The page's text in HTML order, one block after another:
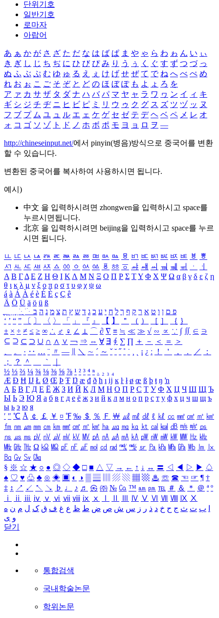
단위기호
일반기호
로마자
아랍어
あ ぁ か が さ ざ た だ な は ば ぱ ま や ゃ ら わ ゎ ん い ぃ
き ぎ し じ ち ぢ に ひ び ぴ み り う ぅ く ぐ す ず つ づ っ
ぬ ふ ぶ ぷ む ゆ ゅ る え ぇ け げ せ ぜ て で ね へ べ ぺ め
れ お ぉ こ ご そ ぞ と ど の ほ ぼ ぽ も よ ょ ろ を
ア ァ カ サ ザ タ ダ ナ ハ バ パ マ ヤ ャ ラ ワ ヮ ン イ ィ キ
ギ シ ジ チ ヂ ニ ヒ ビ ピ ミ リ ウ ゥ ク グ ス ズ ツ ヅ ッ ヌ
フ ブ プ ム ユ ュ ル エ ェ ケ ゲ セ ゼ テ デ ヘ ベ ペ メ レ オ
ォ コ ゴ ソ ゾ ト ド ノ ホ ボ ポ モ ヨ ョ ロ ヲ ―
http://chineseinput.net/에서 pinyin(병음)방식으로 중국어를 변환
할 수 있습니다.
변환된 중국어를 복사하여 사용하시면 됩니다.
예시)
中文 을 입력하시려면 zhongwen을 입력하시고 space를
누르시면됩니다.
北京 을 입력하시려면 beijing을 입력하시고 space를 누르
시면 됩니다.
ㅥ ㅦ ㅧ ㅨ ㅩ ㅪ ㅫ ㅬ ㅭ ㅮ ㅯ ㅰ ㅱ ㅲ ㅳ ㅴ ㅵ ㅶ ㅷ ㅸ
ㅹ
ㅺ ㅻ ㅼ ㅽ ㅾ ㅿ ㆀ ㆁ ㆂ ㆃ ㆄ ㆅ ㆆ ㆇ ㆈ ㆉ ㆊ ㆋ ㆌ ㆍ
ㆎ
Α Β ΓΔ Ε Ζ Η Θ Ι ΚΛ Μ Ν Ξ Ο Π Ρ Σ ΤΥ Φ Χ Ψ Ω α β γ δ ε ζ η
θ ι κ λ μ ν ξ ο π ρ σ τ υ φ χ ψ ω
á à Á À é è É È ç Ç ê
Ä Ö Ü ä ö ü ß
ִֶֹ ֻּ ׁׂ פ ם ן ו ט א ר ק ף ך ל ח י ע כ ג ד ש ץ ת צ מ נ ה ב
‘ ’ “ ” 〔 〕 〈 〉 「 」 『 』 【 】 ＂ （ ） ［ ］ ｛ ｝
± × ÷ ≠ ≤ ≥ ∞ ∴ ♂ ♀ ∠ ⊥ ⌒ ∂ ∇ ≡ ≒ ≪ ≫ √ ∽ ∝ ∵ ∫ ∬ ∈ ∋
⊆ ⊇ ⊂ ⊃ ∪ ∩ ∧ ∨ ￢ ⇒ ⇔ ∀ ∃ ∮ ∑ ∏ ＋ － ＜ ＝
＞
、
。 · ‥ … ¨ 〃 ― ＼ ∼ ´ ～ ˇ ˘ ˝ ˚ ˙ ¸ ¡ ¿ ː ！ ＇ ， ． ／
：
；
？ ＾ ｀
½ ⅓ ⅔ ¼ ¾ ⅛ ⅜ ⅝ ⅞ ¹ ² ³ ⁴ ⁿ ₁ ₂ ₃ ₄
Æ Ð Ħ Ĳ Ł Ø Œ Þ Ŧ Ŋ æ đ ð ħ ı ĳ ĸ ŀ ł ø œ ß þ ŧ ŋ ŉ
А Б В Г Д Е Ё Ж З И Й К Л М Н О П Р С Т У Ф Х Ц Ч Ш Щ Ъ
Ы Ь Э Ю Я а б в г д е ё ж з и й к л м н о п р с т у ф х ц ч ш щ ъ
ы ь э ю я
′ ″ ℃ Å ￠ ￡ ￥ ¤ ℉ ‰ ＄ ％ Ｆ ￦ ㎕ ㎖ ㎗ ℓ ㎘ ㏄ ㎣ ㎤ ㎥ ㎦
㎙ ㎚ ㎛ ㎜ ㎝ ㎞ ㎟ ㎠ ㎡ ㎢ ㏊ ㎍ ㎎ ㎏ ㏏ ㎈ ㎉ ㏈ ㎧ ㎨ ㎰
㎱ ㎲ ㎳ ㎴ ㎵ ㎶ ㎷ ㎸ ㎹ ㎀ ㎁ ㎂ ㎃ ㎄ ㎺ ㎻ ㎽ ㎾ ㎿ ㎐ ㎑
㎒ ㎓ ㎔ Ω ㏀ ㏁ ㎊ ㎋ ㎌ ㏖ ㏅ ㎭ ㎮ ㎯ ㏛ ㎩ ㎪ ㎫ ㎬ ㏝ ㏐
㏓
㏃ ㏉ ㏜ ㏆
§ ※ ☆ ★ ○ ● ◎ ◇ ◆ □ ■ △ ▽ → ← ↑ ↓ ↔ 〓 ◁ ◀ ▷ ▶ ♤
♠ ♡ ♥ ♧ ♣ ⊙ ◈ ▣ ◐ ◑ ▒ ▤ ▨ ▧ ▦ ▩ ♨ ☏ ☎ ☜ ☞ ¶ †
‡ ↕ ↗ ↙ ↖ ↘ ♭ ♩ ♪ ♬ ㉿ ㈜ № ㏇ ™ ㏂ ㏘ ℡ ＃ ＆ ＊ ＠ ª º
ⅰ
ⅱ ⅲ ⅳ ⅴ ⅵ ⅶ ⅷ ⅸ ⅹ Ⅳ Ⅴ Ⅵ Ⅶ Ⅷ Ⅸ Ⅹ
ب ت ث ج ح خ د ذ ر ز س ش ص ض ط ظ ع غ ف ق ک ل م ن ه
و ی
닫기
통합검색
국내학술논문
학위논문